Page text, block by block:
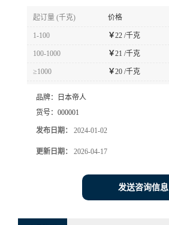
起订量 (千克) 价格
1-100 ￥22 /千克
100-1000 ￥21 /千克
≥1000 ￥20 /千克
品牌：
日本帝人
货号： 000001
发布日期： 2024-01-02
更新日期： 2026-04-17
发送咨询信息